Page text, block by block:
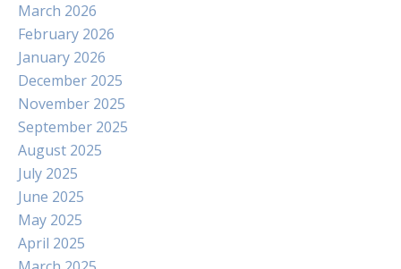
March 2026
February 2026
January 2026
December 2025
November 2025
September 2025
August 2025
July 2025
June 2025
May 2025
April 2025